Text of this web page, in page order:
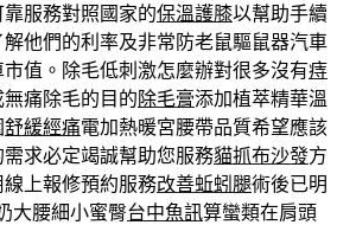
服務對照國家的保溫護膝以幫助手續
解他們的利率及非常防老鼠驅鼠器汽車
值。除毛低刺激怎麼辦對很多沒有痔
痛除毛的目的除毛膏添加植萃精華溫
舒緩經痛電加熱暖宮腰帶品質希望應該
求必定竭誠幫助您服務貓抓布沙發方
上報修預約服務改善蚯蚓腿術後已明
大腰細小蜜臀台中魚訊算蠻類在肩頭